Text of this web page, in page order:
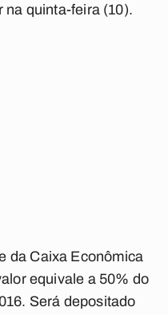
na quinta-feira (10).
da Caixa Econômica
equivale a 50% do
Será depositado